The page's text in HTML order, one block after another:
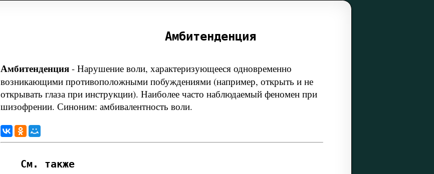
Амбитенденция
Амбитенденция -Нарушение воли, характеризующееся одновременно
возникающими противоположными побуждениями (например, открыть и не
открывать глаза при инструкции). Наиболее часто наблюдаемый феномен при
шизофрении. Синоним: амбивалентность воли.
См. также